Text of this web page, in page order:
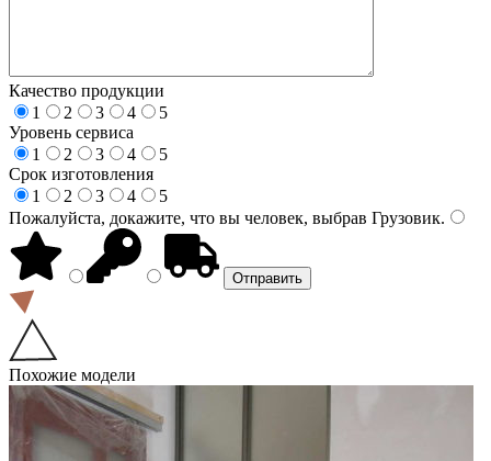
Качество продукции
1
2 3 4
5
Уровень сервиса
1
2 3 4
5
Срок изготовления
1
2 3 4
5
Пожалуйста, докажите, что вы человек, выбрав Грузовик.
Похожие модели